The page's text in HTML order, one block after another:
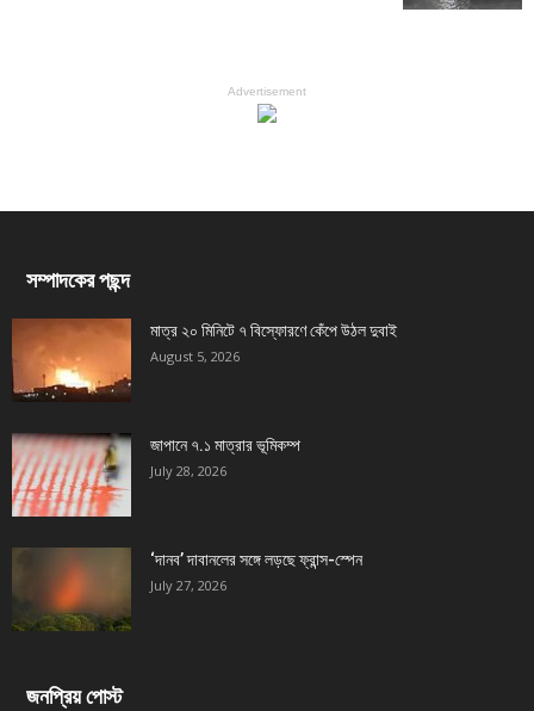
Advertisement
সম্পাদকের পছন্দ
মাত্র ২০ মিনিটে ৭ বিস্ফোরণে কেঁপে উঠল দুবাই
August 5, 2026
জাপানে ৭.১ মাত্রার ভূমিকম্প
July 28, 2026
‘দানব’ দাবানলের সঙ্গে লড়ছে ফ্রান্স-স্পেন
July 27, 2026
জনপ্রিয় পোস্ট